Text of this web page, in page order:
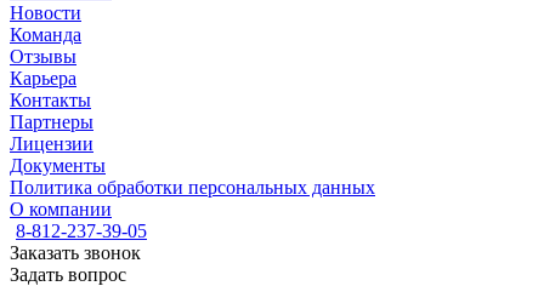
Новости
Команда
Отзывы
Карьера
Контакты
Партнеры
Лицензии
Документы
Политика обработки персональных данных
О компании
8-812-237-39-05
Заказать звонок
Задать вопрос